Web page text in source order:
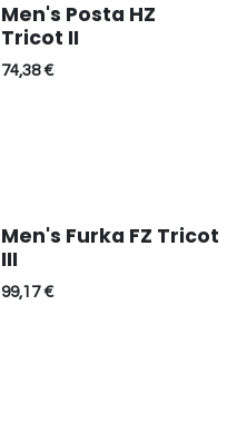
Men's Posta HZ
Tricot II
74,38€
Réduction
Men's Furka FZ Tricot
III
99,17€